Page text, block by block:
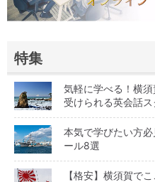
特集
気軽に学べる！横
受けられる英会話
本気で学びたい方
ール8選
【格安】横須賀で